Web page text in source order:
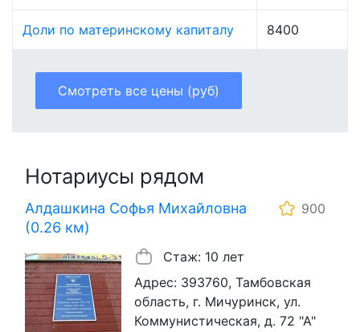
Доли по материнскому капиталу 8400
Смотреть все цены (руб)
Нотариусы рядом
Алдашкина Софья Михайловна
(0.26 км)
900
Стаж: 10 лет
Адрес: 393760, Тамбовская
область, г. Мичуринск, ул.
Коммунистическая, д. 72 "А"